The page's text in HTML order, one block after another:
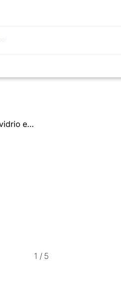
Campana empotrable 60cms con 3 velocidades Acero Inoxidable con vidrio espejo
1 / 5